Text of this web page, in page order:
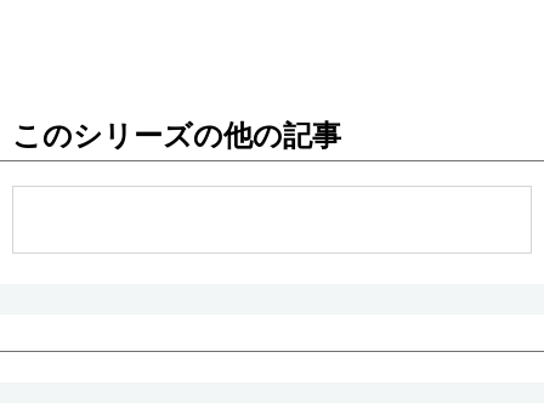
このシリーズの他の記事